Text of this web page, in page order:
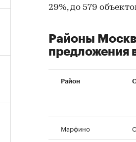
29%, до 579
Районы
предложения
Район
Марфино